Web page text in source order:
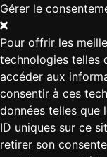
Gérer le
Pour offrir les
technologies telles
accéder aux
consentir à ces
données telles que
ID uniques sur ce
retirer son